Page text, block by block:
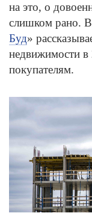
на это, о
слишком рано.
Буд»
недвижимости в
покупателям.